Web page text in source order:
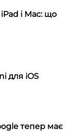
і Mac: що
для iOS
тепер має